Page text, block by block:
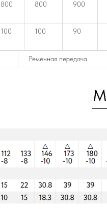
800 800 900
100 100 90
Ременная передача